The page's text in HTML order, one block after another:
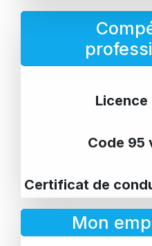
Licence
Code 95
Certificat de
Mon